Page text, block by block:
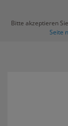
Bitte akzeptieren Sie
Seite